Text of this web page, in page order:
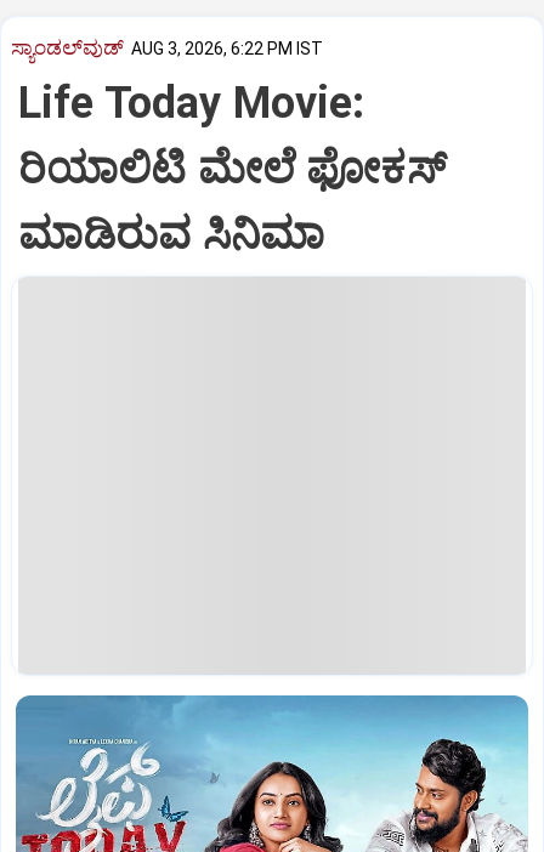
ಸ್ಯಾಂಡಲ್‌ವುಡ್‌ AUG 3, 2026, 6:22 PM IST
Life Today Movie:
ರಿಯಾಲಿಟಿ ಮೇಲೆ ಫೋಕಸ್‌
ಮಾಡಿರುವ ಸಿನಿಮಾ